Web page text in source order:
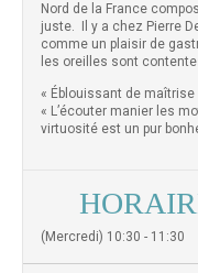
Nord de la France
juste. Il y a chez Pierre
comme un plaisir de
les oreilles sont
« Éblouissant de
« L’écouter manier les
virtuosité est un pur
(Mercredi) 10:30 - 11:30